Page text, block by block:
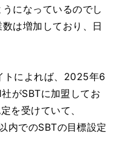
になっているのでし
は増加しており、日
によれば、2025年6
がSBTに加盟してお
を受けていて、
内でのSBTの目標設定